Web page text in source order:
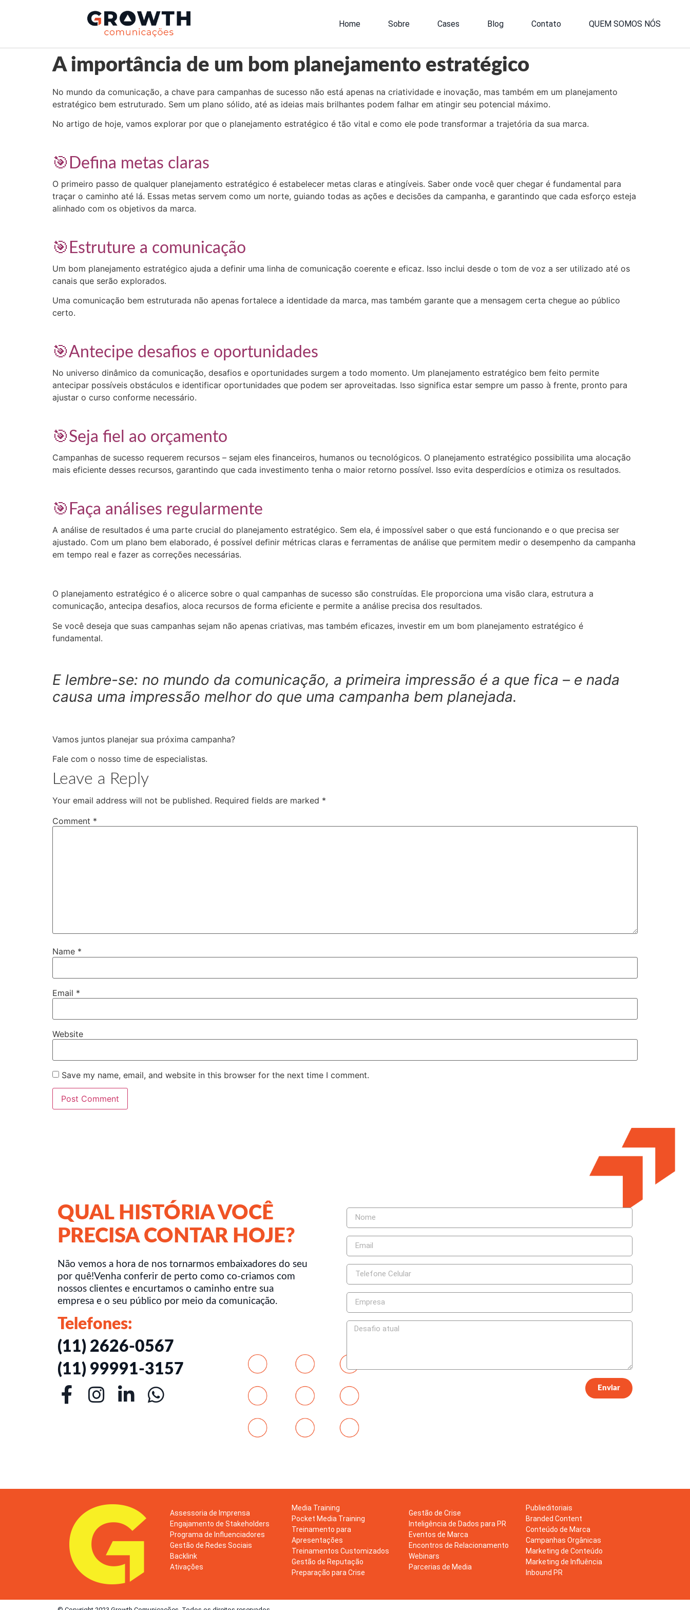
Home Sobre Cases Blog Contato QUEM SOMOS NÓS
A importância de um bom planejamento estratégico
No mundo da comunicação, a chave para campanhas de sucesso não está apenas na criatividade e inovação, mas também em um planejamento
estratégico bem estruturado. Sem um plano sólido, até as ideias mais brilhantes podem falhar em atingir seu potencial máximo.
No artigo de hoje, vamos explorar por que o planejamento estratégico é tão vital e como ele pode transformar a trajetória da sua marca.
🎯Defina metas claras
O primeiro passo de qualquer planejamento estratégico é estabelecer metas claras e atingíveis. Saber onde você quer chegar é fundamental para
traçar o caminho até lá. Essas metas servem como um norte, guiando todas as ações e decisões da campanha, e garantindo que cada esforço esteja
alinhado com os objetivos da marca.
🎯Estruture a comunicação
Um bom planejamento estratégico ajuda a definir uma linha de comunicação coerente e eficaz. Isso inclui desde o tom de voz a ser utilizado até os
canais que serão explorados.
Uma comunicação bem estruturada não apenas fortalece a identidade da marca, mas também garante que a mensagem certa chegue ao público
certo.
🎯Antecipe desafios e oportunidades
No universo dinâmico da comunicação, desafios e oportunidades surgem a todo momento. Um planejamento estratégico bem feito permite
antecipar possíveis obstáculos e identificar oportunidades que podem ser aproveitadas. Isso significa estar sempre um passo à frente, pronto para
ajustar o curso conforme necessário.
🎯Seja fiel ao orçamento
Campanhas de sucesso requerem recursos – sejam eles financeiros, humanos ou tecnológicos. O planejamento estratégico possibilita uma alocação
mais eficiente desses recursos, garantindo que cada investimento tenha o maior retorno possível. Isso evita desperdícios e otimiza os resultados.
🎯Faça análises regularmente
A análise de resultados é uma parte crucial do planejamento estratégico. Sem ela, é impossível saber o que está funcionando e o que precisa ser
ajustado. Com um plano bem elaborado, é possível definir métricas claras e ferramentas de análise que permitem medir o desempenho da campanha
em tempo real e fazer as correções necessárias.
O planejamento estratégico é o alicerce sobre o qual campanhas de sucesso são construídas. Ele proporciona uma visão clara, estrutura a
comunicação, antecipa desafios, aloca recursos de forma eficiente e permite a análise precisa dos resultados.
Se você deseja que suas campanhas sejam não apenas criativas, mas também eficazes, investir em um bom planejamento estratégico é
fundamental.
E lembre-se: no mundo da comunicação, a primeira impressão é a que fica – e nada
causa uma impressão melhor do que uma campanha bem planejada.
Vamos juntos planejar sua próxima campanha?
Fale com o nosso time de especialistas.
Leave a Reply
Your email address will not be published. Required fields are marked *
Comment *
Name *
Email *
Website
Save my name, email, and website in this browser for the next time I comment.
QUAL HISTÓRIA VOCÊ
PRECISA CONTAR HOJE?
Não vemos a hora de nos tornarmos embaixadores do seu
por quê!Venha conferir de perto como co-criamos com
nossos clientes e encurtamos o caminho entre sua
empresa e o seu público por meio da comunicação.
Telefones:
(11) 2626-0567
(11) 99991-3157
Enviar
Assessoria de Imprensa
Engajamento de Stakeholders
Programa de Influenciadores
Gestão de Redes Sociais
Backlink
Ativações
Media Training
Pocket Media Training
Treinamento para
Apresentações
Treinamentos Customizados
Gestão de Reputação
Preparação para Crise
Gestão de Crise
Inteligência de Dados para PR
Eventos de Marca
Encontros de Relacionamento
Webinars
Parcerias de Media
Publieditoriais
Branded Content
Conteúdo de Marca
Campanhas Orgânicas
Marketing de Conteúdo
Marketing de Influência
Inbound PR